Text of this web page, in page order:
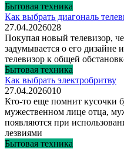
Бытовая техника
Как выбрать диагональ
27.04.2026028
Покупая новый телевизор,
задумывается о его
телевизор к общей
Бытовая техника
Как выбрать электробритву
27.04.2026010
Кто-то еще помнит кусочки
мужественном лице отца,
появляются при
лезвиями
Бытовая техника